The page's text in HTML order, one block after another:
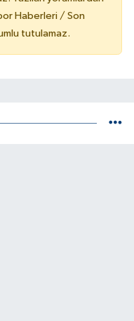
Haberleri / Son
tutulamaz.